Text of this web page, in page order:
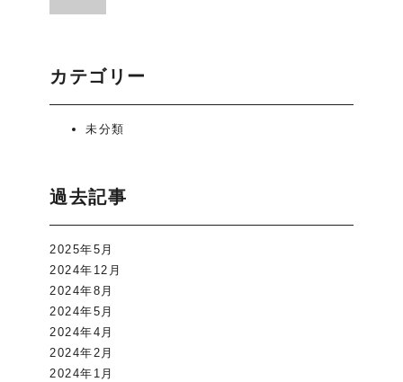
カテゴリー
未分類
過去記事
2025年5月
2024年12月
2024年8月
2024年5月
2024年4月
2024年2月
2024年1月